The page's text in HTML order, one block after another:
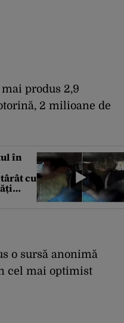
produs 2,9
2 milioane de
în
cu
la
o sursă anonimă
cel mai optimist